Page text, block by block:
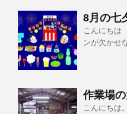
8月の七
こんにちは
ンが欠かせ
作業場
こんにちは